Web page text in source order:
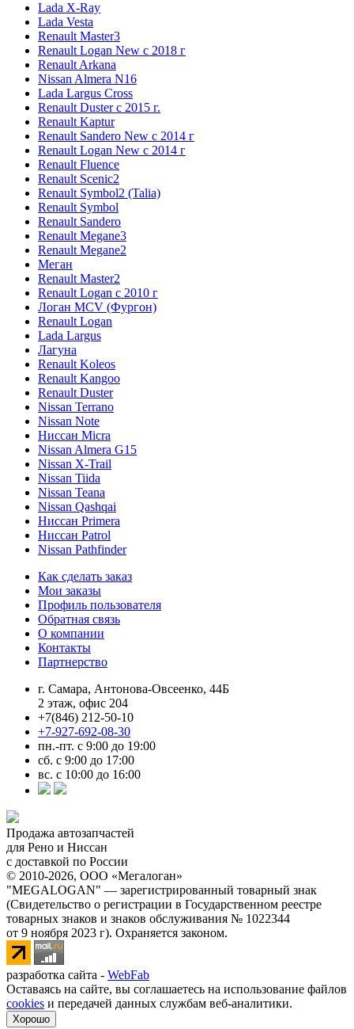
Lada X-Ray
Lada Vesta
Renault Master3
Renault Logan New с 2018 г
Renault Arkana
Nissan Almera N16
Lada Largus Cross
Renault Duster с 2015 г.
Renault Kaptur
Renault Sandero New с 2014 г
Renault Logan New с 2014 г
Renault Fluence
Renault Scenic2
Renault Symbol2 (Talia)
Renault Symbol
Renault Sandero
Renault Megane3
Renault Megane2
Меган
Renault Master2
Renault Logan c 2010 г
Логан МСV (Фургон)
Renault Logan
Lada Largus
Лагуна
Renault Koleos
Renault Kangoo
Renault Duster
Nissan Terrano
Nissan Note
Ниссан Micra
Nissan Almera G15
Nissan X-Trail
Nissan Tiida
Nissan Teana
Nissan Qashqai
Ниссан Primera
Ниссан Patrol
Nissan Pathfinder
Как сделать заказ
Мои заказы
Профиль пользователя
Обратная связь
О компании
Контакты
Партнерство
г. Самара, Антонова-Овсеенко, 44Б
2 этаж, офис 204
+7(846) 212-50-10
+7-927-692-08-30
пн.-пт. с 9:00 до 19:00
сб. с 9:00 до 17:00
вс. с 10:00 до 16:00
Продажа автозапчастей
для Рено и Ниссан
с доставкой по России
© 2010-2026, ООО «Мегалоган»
"MEGALOGAN" — зарегистрированный товарный знак
(Свидетельство о регистрации в Государственном реестре
товарных знаков и знаков обслуживания № 1022344
от 9 ноября 2023 г). Охраняется законом.
разработка сайта - WebFab
Оставаясь на сайте, вы соглашаетесь на использование файлов
cookies и передачей данных службам веб-аналитики.
Хорошо